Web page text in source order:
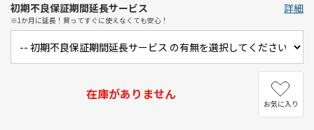
初期不良保証期間延長サービス
※1か月に延長！買ってすぐに使えなくても安心！
詳細
在庫がありません
お気に入り